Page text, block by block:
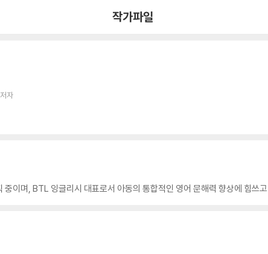
작가파일
자
이며, BTL 잉글리시 대표로서 아동의 통합적인 영어 문해력 향상에 힘쓰